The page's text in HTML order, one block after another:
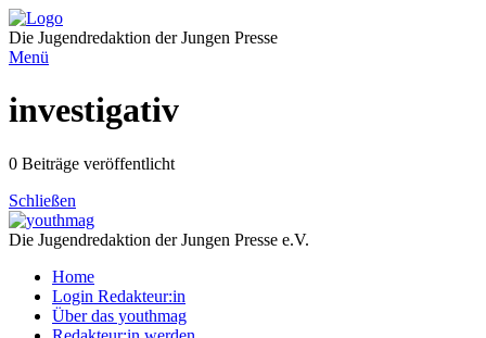
Direkt
zum
Inhalt
Die Jugendredaktion der Jungen Presse
Menü
investigativ
0 Beiträge veröffentlicht
Schließen
Die Jugendredaktion der Jungen Presse e.V.
Home
Login Redakteur:in
Über das youthmag